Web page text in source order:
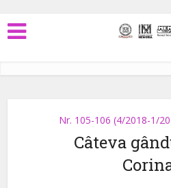
Nr. 105-106 (4/2018-1/
Câteva